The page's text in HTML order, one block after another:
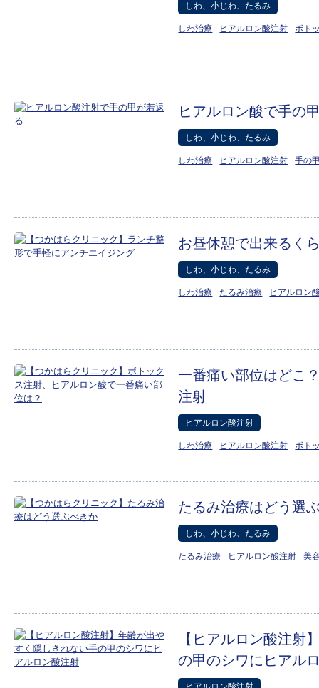
しわ、小じわ、たるみ
しわ治療 ヒアルロン酸注射 ボト
ヒアルロン酸で手の
しわ、小じわ、たるみ
しわ治療 ヒアルロン酸注射 手の
お昼休憩で出来るく
しわ、小じわ、たるみ
しわ治療 たるみ治療 ヒアルロン
一番痛い部位はどこ
注射
ヒアルロン酸注射
しわ治療 ヒアルロン酸注射 ボト
たるみ治療はどう選
しわ、小じわ、たるみ
たるみ治療 ヒアルロン酸注射 美
【ヒアルロン酸注射
の甲のシワにヒアル